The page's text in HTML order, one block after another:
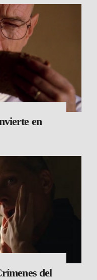
en
del